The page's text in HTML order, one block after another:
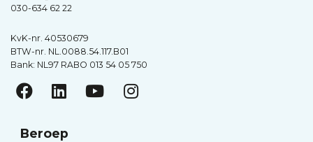
030-634 62 22
KvK-nr. 40530679
BTW-nr. NL.0088.54.117.B01
Bank: NL97 RABO 013 54 05 750
Beroep